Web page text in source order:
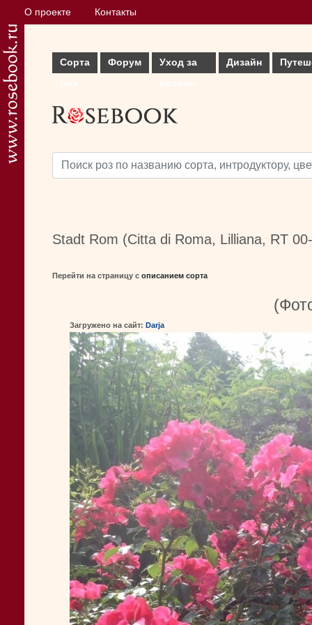
О проекте Контакты
Сорта
Форум
Уход за
Дизайн
Stadt Rom (Citta di Roma, Lilliana, RT
Перейти на страницу с описанием сорта
Загружено на сайт: Darja